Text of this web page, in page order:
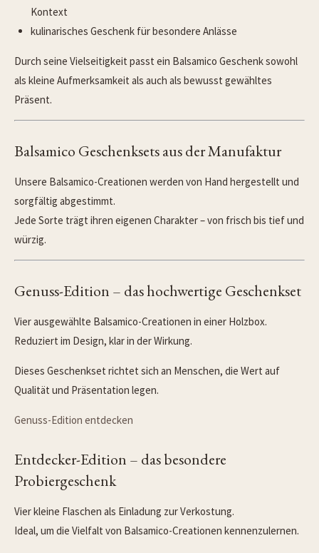
Kontext
kulinarisches Geschenk für besondere Anlässe
Durch seine Vielseitigkeit passt ein Balsamico Geschenk sowohl
als kleine Aufmerksamkeit als auch als bewusst gewähltes
Präsent.
Balsamico Geschenksets aus der Manufaktur
Unsere Balsamico-Creationen werden von Hand hergestellt und
sorgfältig abgestimmt.
Jede Sorte trägt ihren eigenen Charakter – von frisch bis tief und
würzig.
Genuss-Edition – das hochwertige Geschenkset
Vier ausgewählte Balsamico-Creationen in einer Holzbox.
Reduziert im Design, klar in der Wirkung.
Dieses Geschenkset richtet sich an Menschen, die Wert auf
Qualität und Präsentation legen.
Genuss-Edition entdecken
Entdecker-Edition – das besondere
Probiergeschenk
Vier kleine Flaschen als Einladung zur Verkostung.
Ideal, um die Vielfalt von Balsamico-Creationen kennenzulernen.